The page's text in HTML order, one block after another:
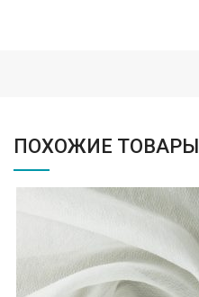
ПОХОЖИЕ ТОВАРЫ